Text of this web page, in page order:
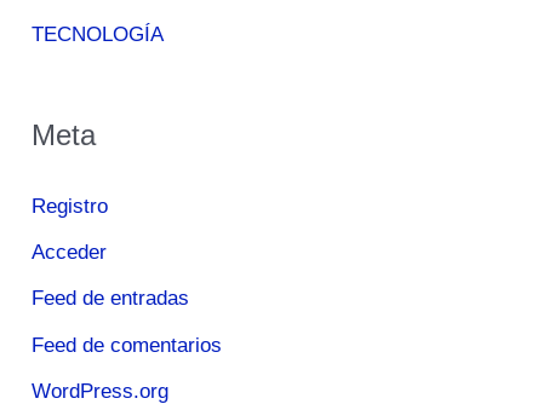
TECNOLOGÍA
Meta
Registro
Acceder
Feed de entradas
Feed de comentarios
WordPress.org